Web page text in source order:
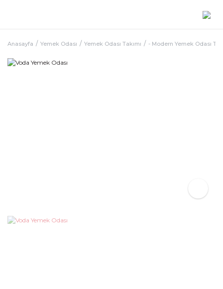
Anasayfa Yemek Odası Yemek Odası Takımı - Modern Yemek Odası